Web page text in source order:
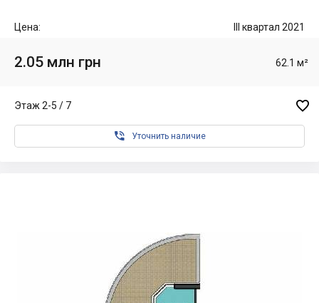
Цена: III квартал 2021
2.05 млн грн 62.1 м²
Этаж 2-5 / 7 
 Уточнить наличие